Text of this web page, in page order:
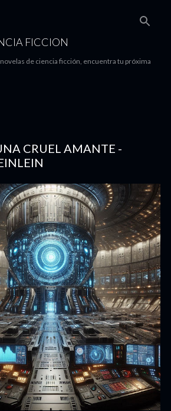
FICCION
de ciencia ficción, encuentra tu próxima
CRUEL AMANTE -